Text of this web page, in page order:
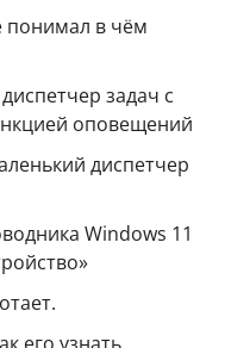
понимал в чём
задач с
оповещений
диспетчер
Windows 11